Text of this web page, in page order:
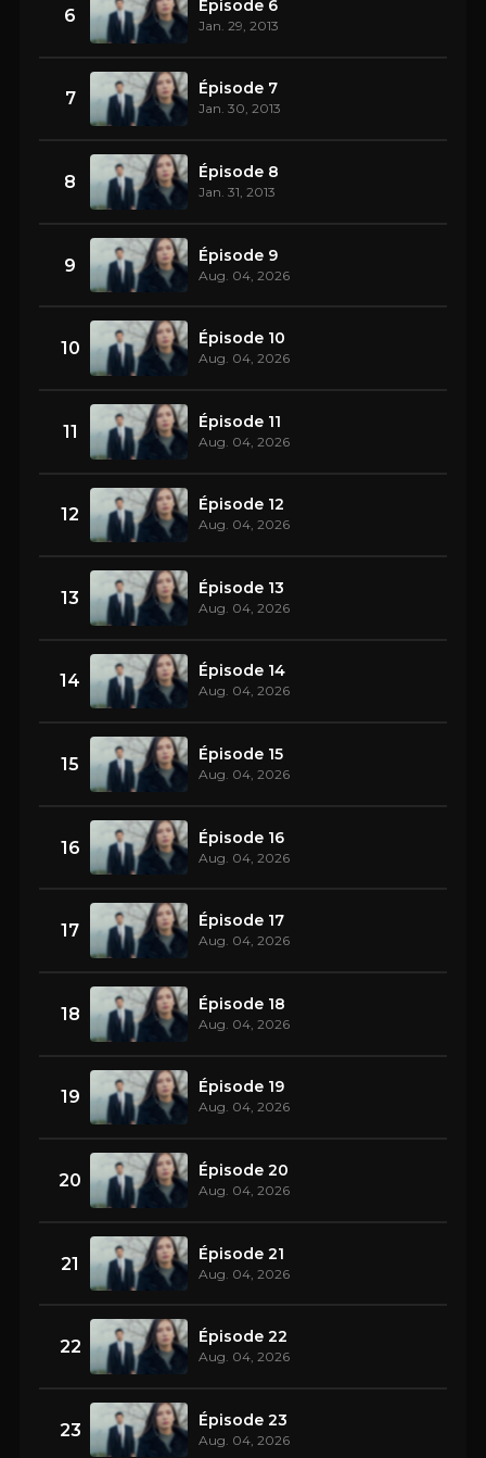
6 Épisode 6
Jan. 29, 2013
7 Épisode 7
Jan. 30, 2013
8 Épisode 8
Jan. 31, 2013
9 Épisode 9
Aug. 04, 2026
10 Épisode 10
Aug. 04, 2026
11 Épisode 11
Aug. 04, 2026
12 Épisode 12
Aug. 04, 2026
13 Épisode 13
Aug. 04, 2026
14 Épisode 14
Aug. 04, 2026
15 Épisode 15
Aug. 04, 2026
16 Épisode 16
Aug. 04, 2026
17 Épisode 17
Aug. 04, 2026
18 Épisode 18
Aug. 04, 2026
19 Épisode 19
Aug. 04, 2026
20 Épisode 20
Aug. 04, 2026
21 Épisode 21
Aug. 04, 2026
22 Épisode 22
Aug. 04, 2026
23 Épisode 23
Aug. 04, 2026